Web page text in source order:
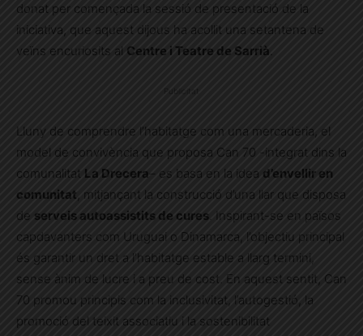
donat per començada la sessió de presentació de la
iniciativa, que aquest dijous ha acollit una setantena de
veïns encuriosits al
Centre i Teatre de Sarrià.
Lluny de comprendre l’habitatge com una mercaderia, el
model de convivència que proposa Can 70 -integrat dins la
comunalitat La Drecera – es basa en la idea d’envellir en
comunitat, mitjançant la construcció d’una llar que disposa
de serveis autoassistits de cures . Inspirant-se en països
capdavanters com Uruguai o Dinamarca, l’objectiu principal
és garantir un dret a l’habitatge estable a llarg termini,
sense ànim de lucre i a preu de cost. En aquest sentit, Can
70 promou principis com la inclusivitat, l’autogestió, la
promoció del teixit associatiu i la sostenibilitat